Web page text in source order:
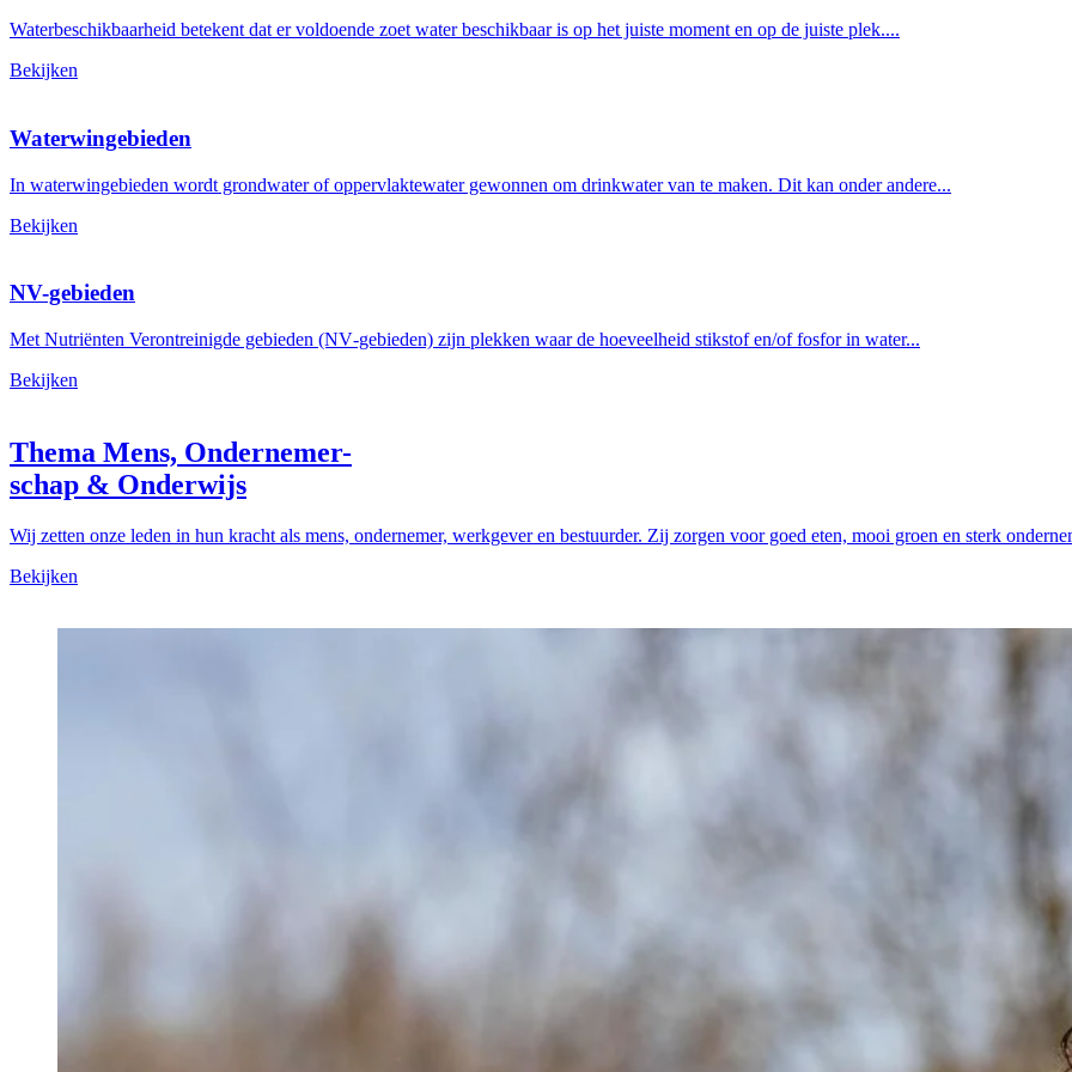
Waterbeschikbaarheid betekent dat er voldoende zoet water beschikbaar is op het juiste moment en op de juiste plek....
Bekijken
Waterwingebieden
In waterwingebieden wordt grondwater of oppervlaktewater gewonnen om drinkwater van te maken. Dit kan onder andere...
Bekijken
NV-gebieden
Met Nutriënten Verontreinigde gebieden (NV‑gebieden) zijn plekken waar de hoeveelheid stikstof en/of fosfor in water...
Bekijken
Thema Mens, Ondernemer-
schap & Onderwijs
Wij zetten onze leden in hun kracht als mens, ondernemer, werkgever en bestuurder. Zij zorgen voor goed eten, mooi groen en sterk
Bekijken